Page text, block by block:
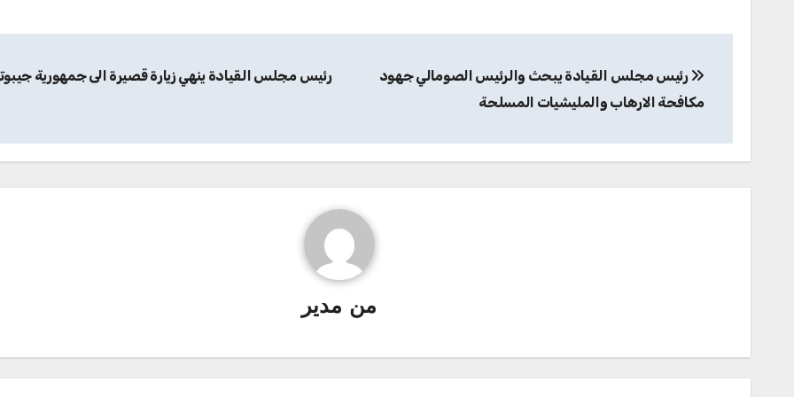
المقالات
رئيس مجلس القيادة يبحث والرئيس الصومالي جهود
مكافحة الارهاب والمليشيات المسلحة
رئيس مجلس القيادة ينهي زيارة قصيرة الى جمهورية
من مدير